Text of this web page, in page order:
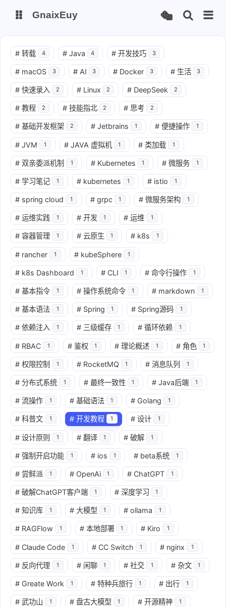
主页
站点运行监测 Nas私有云
it-tools工具集 ChatGPT-Next
爱国学习平台(暂时关闭) LobeHub 智能AI聚合站
GnaixEuy
# 转载 4 # Java 4 # 开发技巧 3
# macOS 3 # AI 3 # Docker 3 # 生活 3
# 快速录入 2 # Linux 2 # DeepSeek 2
# 教程 2 # 技能指北 2 # 思考 2
# 基础开发框架 2 # Jetbrains 1 # 便捷操作 1
# JVM 1 # JAVA 虚拟机 1 # 类加载 1
# 双亲委派机制 1 # Kubernetes 1 # 微服务 1
# 学习笔记 1 # kubernetes 1 # istio 1
# spring cloud 1 # grpc 1 # 微服务架构 1
# 运维实践 1 # 开发 1 # 运维 1
# 容器管理 1 # 云原生 1 # k8s 1
# rancher 1 # kubeSphere 1
# k8s Dashboard 1 # CLI 1 # 命令行操作 1
# 基本指令 1 # 操作系统命令 1 # markdown 1
# 基本语法 1 # Spring 1 # Spring源码 1
# 依赖注入 1 # 三级缓存 1 # 循环依赖 1
# RBAC 1 # 鉴权 1 # 理论概述 1 # 角色 1
# 权限控制 1 # RocketMQ 1 # 消息队列 1
# 分布式系统 1 # 最终一致性 1 # Java后端 1
# 流操作 1 # 基础语法 1 # Golang 1
# 科普文 1 # 开发教程 1 # 设计 1
# 设计原则 1 # 翻译 1 # 破解 1
# 强制开启功能 1 # ios 1 # beta系统 1
# 尝鲜派 1 # OpenAi 1 # ChatGPT 1
# 破解ChatGPT客户端 1 # 深度学习 1
# 知识库 1 # 大模型 1 # ollama 1
# RAGFlow 1 # 本地部署 1 # Kiro 1
# Claude Code 1 # CC Switch 1 # nginx 1
# 反向代理 1 # 闲聊 1 # 社交 1 # 杂文 1
# Greate Work 1 # 特种兵旅行 1 # 出行 1
# 武功山 1 # 盘古大模型 1 # 开源精神 1